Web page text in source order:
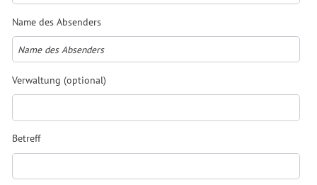
Name des Absenders
Verwaltung (optional)
Betreff